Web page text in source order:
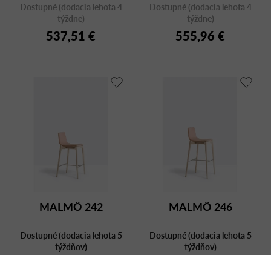
Dostupné (dodacia lehota 4
týždne)
537,51 €
Dostupné (dodacia lehota 4
týždne)
555,96 €
MALMÖ 242
Dostupné (dodacia lehota 5
týždňov)
MALMÖ 246
Dostupné (dodacia lehota 5
týždňov)